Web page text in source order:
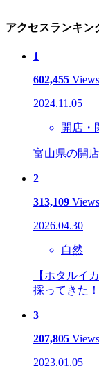
アクセスランキン
1
602,455 Views
2024.11.05
開店・
富山県の開
2
313,109 Views
2026.04.30
自然
【ホタルイ
採ってきた！
3
207,805 Views
2023.01.05